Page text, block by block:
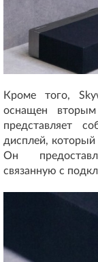
Кроме того,
оснащен
представляет
дисплей, который
Он
связанную с